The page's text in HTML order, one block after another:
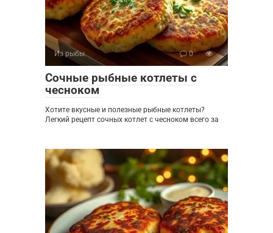
Из рыбы 0
Сочные рыбные котлеты с
чесноком
Хотите вкусные и полезные рыбные котлеты?
Легкий рецепт сочных котлет с чесноком всего за